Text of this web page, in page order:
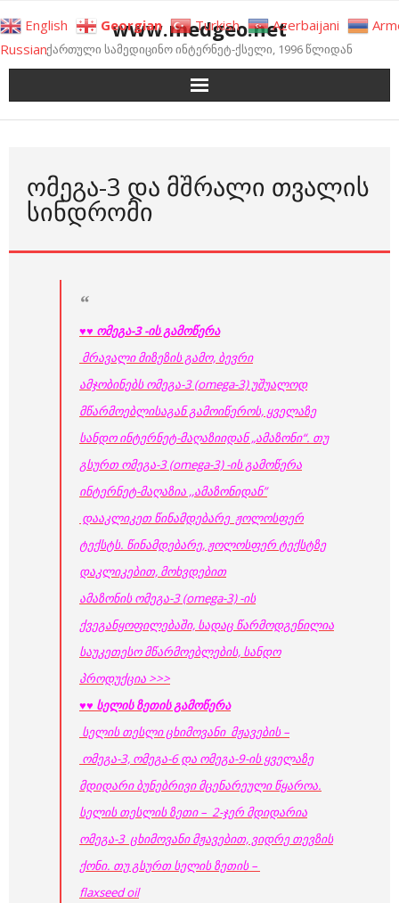
to
content
www.medgeo.net
ქართული სამედიცინო ინტერნეტ-ქსელი, 1996 წლიდან
ᲝᲛᲔᲒᲐ-3 ᲓᲐ ᲛᲨᲠᲐᲚᲘ ᲗᲕᲐᲚᲘᲡ
ᲡᲘᲜᲓᲠᲝᲛᲘ
♥♥ ომეგა-3 -ის გამოწერა
მრავალი მიზეზის გამო, ბევრი
ამჯობინებს ომეგა-3 (omega-3) უშუალოდ
მწარმოებლისაგან გამოიწეროს, ყველაზე
სანდო ინტერნეტ-მაღაზიიდან „ამაზონი“. თუ
გსურთ ომეგა-3 (omega-3) -ის გამოწერა
ინტერნეტ-მაღაზია ,,ამაზონიდან”
დააკლიკეთ წინამდებარე ჟოლოსფერ
ტექსტს. წინამდებარე, ჟოლოსფერ ტექსტზე
დაკლიკებით, მოხვდებით
ამაზონის ომეგა-3 (omega-3) -ის
ქვეგანყოფილებაში, სადაც წარმოდგენილია
საუკეთესო მწარმოებლების, სანდო
პროდუქცია >>>
♥♥ სელის ზეთის გამოწერა
სელის თესლი ცხიმოვანი მჟავების –
ომეგა-3, ომეგა-6 და ომეგა-9-ის ყველაზე
მდიდარი ბუნებრივი მცენარეული წყაროა.
სელის თესლის ზეთი – 2-ჯერ მდიდარია
ომეგა-3 ცხიმოვანი მჟავებით, ვიდრე თევზის
ქონი. თუ გსურთ სელის ზეთის –
flaxseed oil
English Georgian Turkish Azerbaijani
Russian